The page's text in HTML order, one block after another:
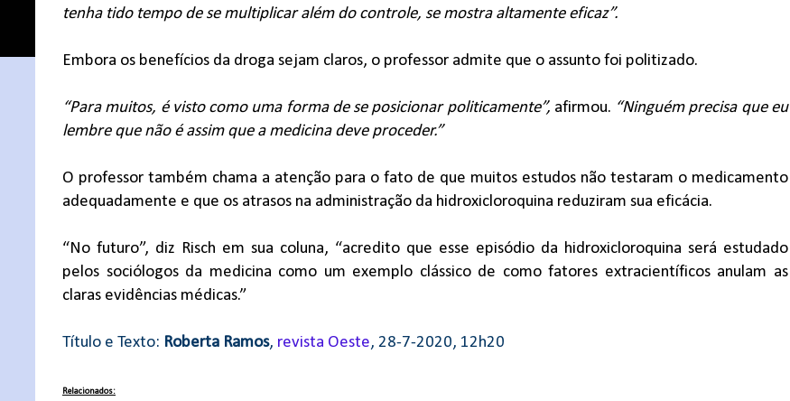
tenha tido tempo de se multiplicar além do controle, se mostra altamente eficaz”.
Embora os benefícios da droga sejam claros, o professor admite que o assunto foi politizado.
“Para muitos, é visto como uma forma de se posicionar politicamente”, afirmou. “Ninguém precisa que eu
lembre que não é assim que a medicina deve proceder.”
O professor também chama a atenção para o fato de que muitos estudos não testaram o medicamento
adequadamente e que os atrasos na administração da hidroxicloroquina reduziram sua eficácia.
“No futuro”, diz Risch em sua coluna, “acredito que esse episódio da hidroxicloroquina será estudado
pelos sociólogos da medicina como um exemplo clássico de como fatores extracientíficos anulam as
claras evidências médicas.”
Título e Texto: Roberta Ramos, revista Oeste, 28-7-2020, 12h20
Relacionados: